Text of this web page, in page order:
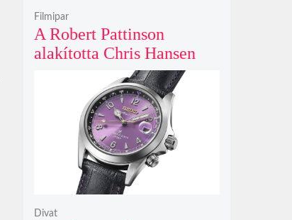
A Robert Pattinson
alakította Chris Hansen
sötét vadászatra indul a
Primetime előzetesében
Filmipar
Divat